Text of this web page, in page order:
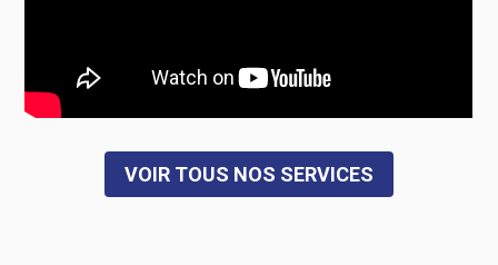
VOIR TOUS NOS SERVICES